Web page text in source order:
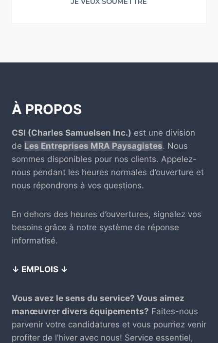
À PROPOS
CSI (Charles Samuelsen Inc.) est une division
de Les Entreprises MRA Paysagistes. Nous
sommes disponibles pour nos clients. Appelez-
nous pendant les heures normales d’ouverture et
nous répondrons à vos questions.
En dehors des heures d’ouvertures, signalez vos
besoins grâce à notre système de réponse
informatisé.
↓ EMPLOIS ↓
Vous avez le sens du service? Vous aimez
manœuvrer divers équipements? Faites-nous
parvenir votre candidatures et vous pourriez venir
profiter de l’hiver avec nous! Service essentiel,